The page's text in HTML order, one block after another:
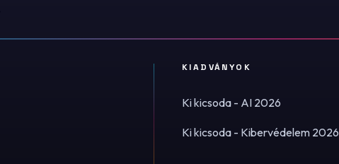
KIADVÁNYOK
Ki kicsoda - AI 2026
Ki kicsoda - Kibervédelem 2026